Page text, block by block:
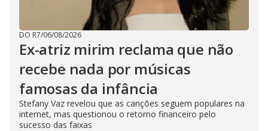
DO R7/06/08/2026
Ex-atriz mirim reclama que não
recebe nada por músicas
famosas da infância
Stefany Vaz revelou que as canções seguem populares na
internet, mas questionou o retorno financeiro pelo
sucesso das faixas